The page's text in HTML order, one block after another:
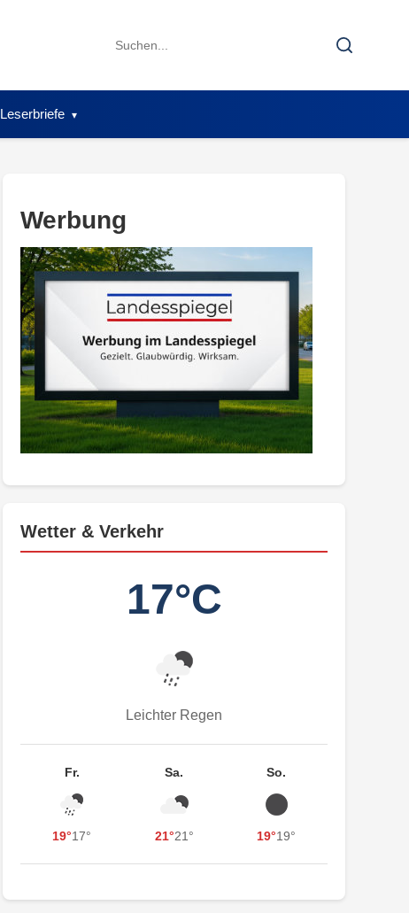
Search
Search
Leserbriefe
Werbung
Wetter & Verkehr
17°C
Leichter Regen
Fr.
19°17°
Sa.
21°21°
So.
19°19°